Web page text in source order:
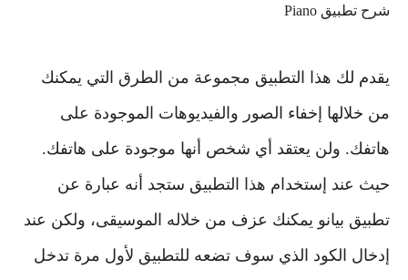
شرح تطبيق Piano
يقدم لك هذا التطبيق مجموعة من الطرق التي يمكنك
من خلالها إخفاء الصور والفيديوهات الموجودة على
هاتفك. ولن يعتقد أي شخص أنها موجودة على هاتفك.
حيث عند إستخدام هذا التطبيق ستجد أنه عبارة عن
تطبيق بيانو يمكنك عزف من خلاله الموسيقى، ولكن عند
إدخال الكود الذي سوف تضعه للتطبيق لأول مرة تدخل